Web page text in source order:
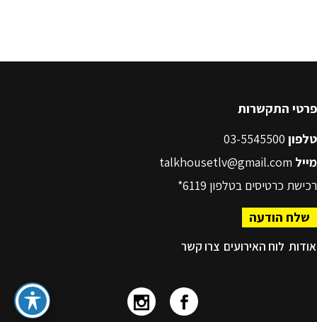
פרטי התקשרות
טלפון
מייל talkhousetlv@gmail.com
רכישת כרטיסים בטלפון 6119*
שלח הודעה
אודות לוח האירועים צרו קשר